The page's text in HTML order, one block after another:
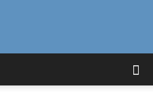
Curiosidades